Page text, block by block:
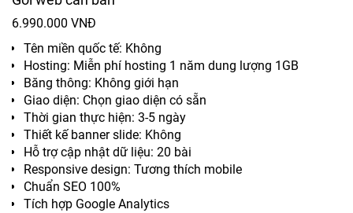
6.990.000 VNĐ
Tên miền quốc tế: Không
Hosting: Miễn phí hosting 1 năm dung lượng 1GB
Băng thông: Không giới hạn
Giao diện: Chọn giao diện có sẵn
Thời gian thực hiện: 3-5 ngày
Thiết kế banner slide: Không
Hỗ trợ cập nhật dữ liệu: 20 bài
Responsive design: Tương thích mobile
Chuẩn SEO 100%
Tích hợp Google Analytics